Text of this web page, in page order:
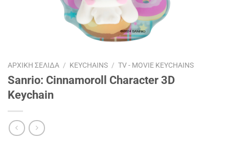
ΑΡΧΙΚΉ ΣΕΛΊΔΑ / KEYCHAINS / TV - MOVIE KEYCHAINS
Sanrio: Cinnamoroll Character 3D
Keychain